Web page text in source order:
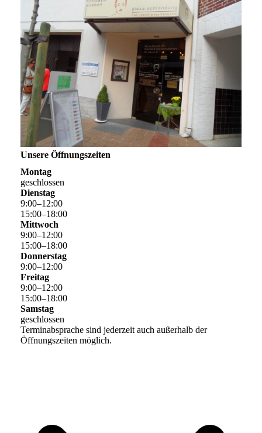
Unsere Öffnungszeiten
Montag
geschlossen
Dienstag
9:00–12:00
15:00–18:00
Mittwoch
9:00–12:00
15:00–18:00
Donnerstag
9:00–12:00
Freitag
9:00–12:00
15:00–18:00
Samstag
geschlossen
Terminabsprache sind jederzeit auch außerhalb der
Öffnungszeiten möglich.